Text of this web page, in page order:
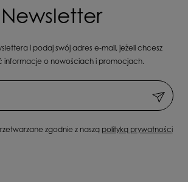
Newsletter
i podaj swój adres e-mail, jeżeli chcesz
informacje o nowościach i promocjach.
zgodnie z naszą polityką prywatności